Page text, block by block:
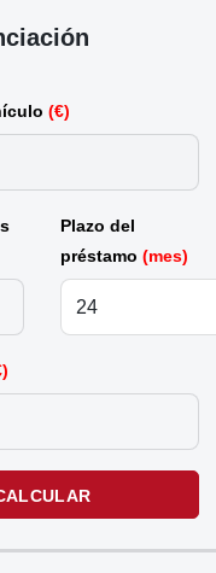
(€)
Plazo del
préstamo (mes)